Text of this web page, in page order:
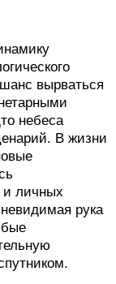
вырваться
небеса
В жизни
личных
рука